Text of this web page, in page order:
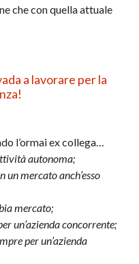
che con quella attuale
a lavorare per la
l’ormai ex collega…
autonoma;
un mercato anch’esso
mercato;
un’azienda concorrente;
per un’azienda